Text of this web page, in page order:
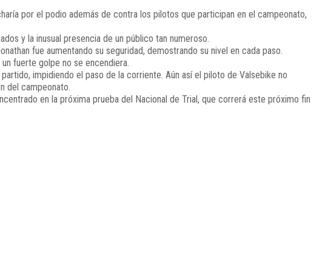
por el podio además de contra los pilotos que participan en el campeonato,
y la inusual presencia de un público tan numeroso.
fue aumentando su seguridad, demostrando su nivel en cada paso.
fuerte golpe no se encendiera.
impidiendo el paso de la corriente. Aún así el piloto de Valsebike no
del campeonato.
en la próxima prueba del Nacional de Trial, que correrá este próximo fin